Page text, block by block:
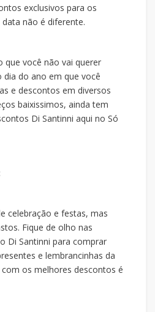
exclusivos para os
não é diferente.
que você não vai querer
dia do ano em que você
e descontos em diversos
baixissimos, ainda tem
Di Santinni aqui no Só
celebração e festas, mas
Fique de olho nas
Di Santinni para comprar
e lembrancinhas da
os melhores descontos é